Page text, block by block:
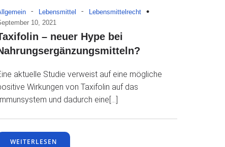
- Lebensmittel -
Lebensmittelrecht
10, 2021
– neuer Hype bei
aktuelle Studie verweist auf eine mögliche
Wirkungen von Taxifolin auf das
und dadurch eine[…]
WEITERLESEN